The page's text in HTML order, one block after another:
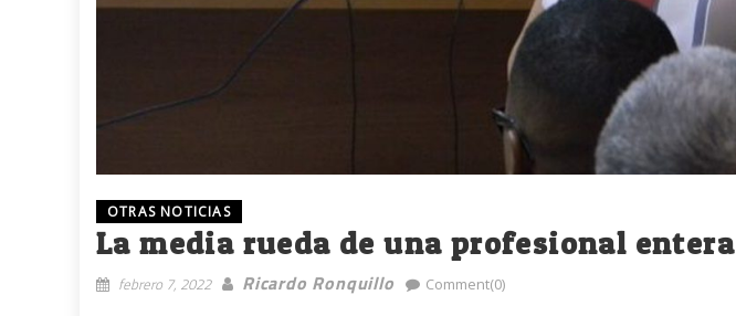
OTRAS NOTICIAS
La media rueda de una profesional entera
febrero 7, 2022 Ricardo Ronquillo Comment(0)